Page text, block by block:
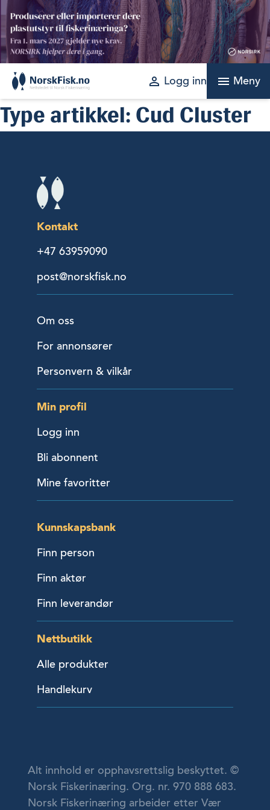
Skip
content
perm_identity Logg inn menu Meny
Type artikkel: Cud Cluster
Kontakt
+47 63959090
post@norskfisk.no
Om oss
For annonsører
Personvern & vilkår
Min profil
Logg inn
Bli abonnent
Mine favoritter
Kunnskapsbank
Finn person
Finn aktør
Finn leverandør
Nettbutikk
Alle produkter
Handlekurv
Alt innhold er opphavsrettslig beskyttet. ©
Norsk Fiskerinæring. Org. nr. 970 888 683.
Norsk Fiskerinæring arbeider etter Vær